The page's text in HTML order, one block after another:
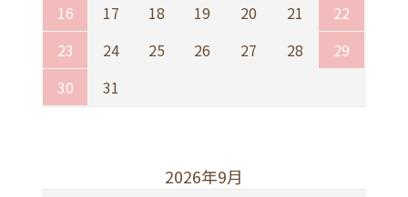
16
17 18 19 20 21
22
23
24 25 26 27 28
29
30
31
2026年9月